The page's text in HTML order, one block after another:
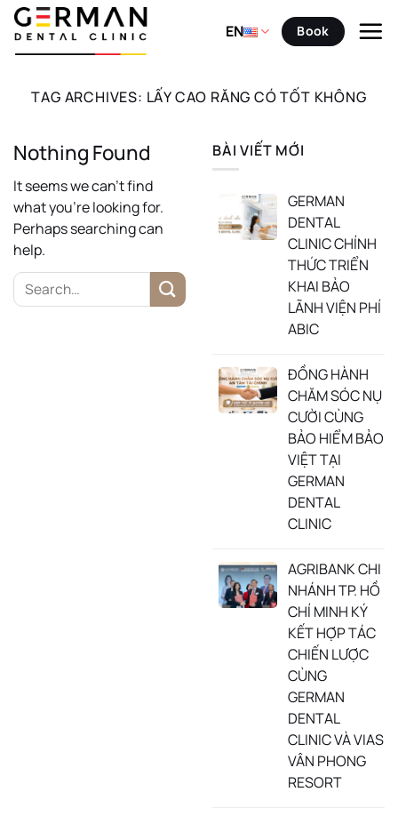
Skip
content
EN Book
TAG ARCHIVES: LẤY CAO RĂNG CÓ TỐT KHÔNG
Nothing Found
It seems we can’t find
what you’re looking for.
Perhaps searching can
help.
BÀI VIẾT MỚI
GERMAN
DENTAL
CLINIC CHÍNH
THỨC TRIỂN
KHAI BẢO
LÃNH VIỆN PHÍ
ABIC
ĐỒNG HÀNH
CHĂM SÓC NỤ
CƯỜI CÙNG
BẢO HIỂM BẢO
VIỆT TẠI
GERMAN
DENTAL
CLINIC
AGRIBANK CHI
NHÁNH TP. HỒ
CHÍ MINH KÝ
KẾT HỢP TÁC
CHIẾN LƯỢC
CÙNG
GERMAN
DENTAL
CLINIC VÀ VIAS
VÂN PHONG
RESORT